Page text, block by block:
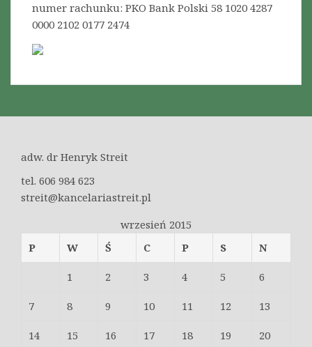
numer rachunku: PKO Bank Polski 58 1020 4287
0000 2102 0177 2474
adw. dr Henryk Streit
tel. 606 984 623
streit@kancelariastreit.pl
wrzesień 2015
P
W Ś C P S N
1 2 3 4 5 6
7 8 9 10 11 12 13
14 15 16 17 18 19 20